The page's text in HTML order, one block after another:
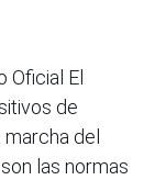
Oficial El
de
del
las normas